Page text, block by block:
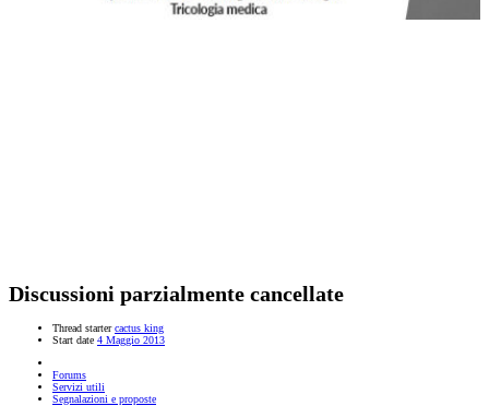
Discussioni parzialmente cancellate
Thread starter cactus king
Start date 4 Maggio 2013
Forums
Servizi utili
Segnalazioni e proposte